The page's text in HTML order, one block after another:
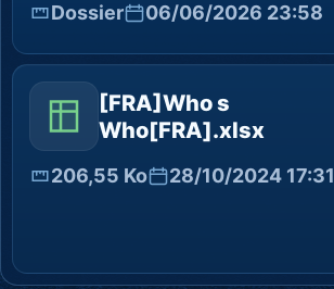
Dossier 06/06/2026 23:58
[FRA]Who s
Who[FRA].xlsx
206,55 Ko 28/10/2024 17:31